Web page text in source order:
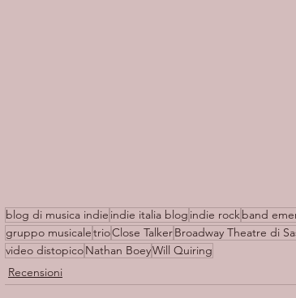
blog di musica indie indie italia blog indie rockband
gruppo musicaletrioClose TalkerBroadway Theatre di
video distopicoNathan BoeyWill Quiring
Recensioni